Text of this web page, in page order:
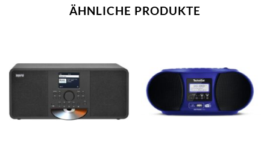
ÄHNLICHE PRODUKTE